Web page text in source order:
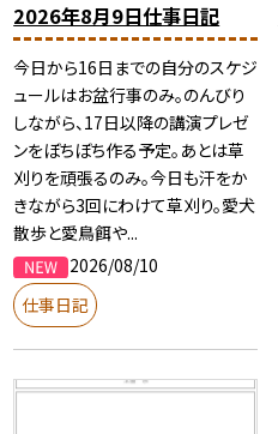
2026年8月9日仕事日記
今日から16日までの自分のスケジ
ュールはお盆行事のみ。のんびり
しながら、17日以降の講演プレゼ
ンをぼちぼち作る予定。あとは草
刈りを頑張るのみ。今日も汗をか
きながら3回にわけて草刈り。愛犬
散歩と愛鳥餌や...
2026/08/10
仕事日記